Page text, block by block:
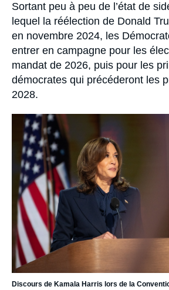
Accroche
Sortant peu à peu de l’état de
lequel la réélection de Donald
en novembre 2024, les
entrer en campagne pour les
mandat de 2026, puis pour les
démocrates qui précéderont les
2028.
Image
principale
Discours de Kamala Harris lors de la